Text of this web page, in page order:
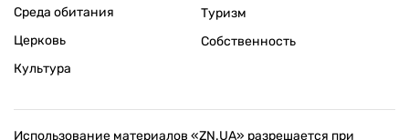
Среда обитания
Церковь
Культура
Туризм
Собственность
Использование материалов «ZN.UA» разрешается при